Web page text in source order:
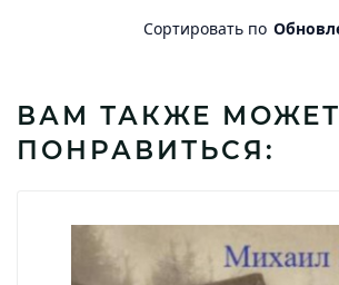
ВАМ ТАКЖЕ МОЖЕТ
ПОНРАВИТЬСЯ: